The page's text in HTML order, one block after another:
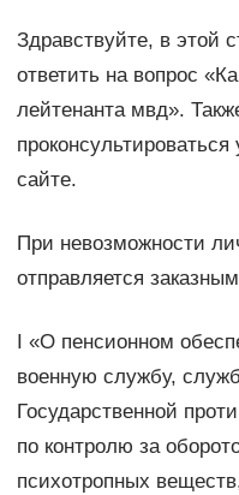
Здравствуйте, в этой
ответить на вопрос
лейтенанта мвд».
сайте.
При невозможности
отправляется
I «О пенсионном
военную службу,
Государственной
по контролю за
психотропных